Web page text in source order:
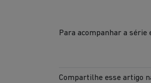
Para acompanhar a série
Compartilhe esse artigo